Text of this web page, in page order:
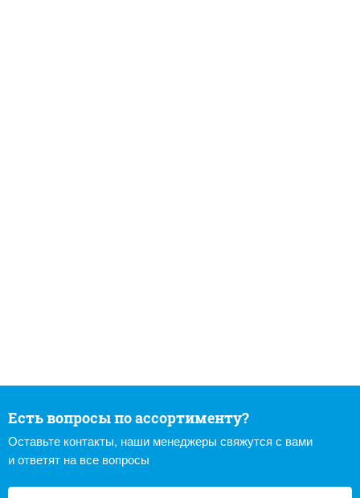
Есть вопросы по ассортименту?
Оставьте контакты, наши менеджеры свяжутся с вами
и ответят на все вопросы